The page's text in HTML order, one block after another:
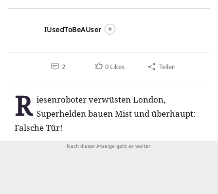
IUsedToBeAUser
2 0 Likes Teilen
R iesenroboter verwüsten London,
Superhelden bauen Mist und überhaupt:
Falsche Tür!